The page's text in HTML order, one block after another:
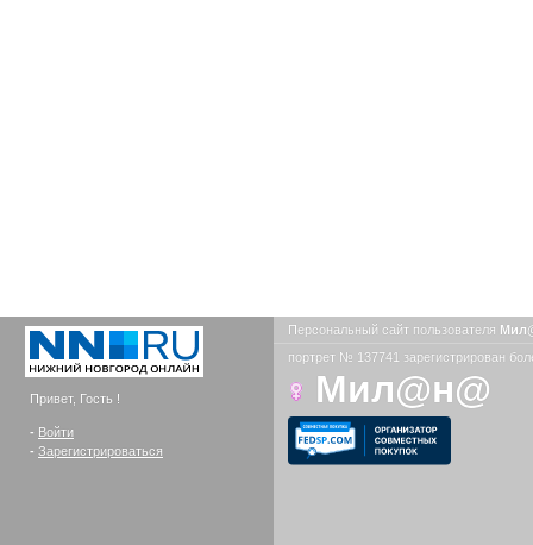
Привет, Гость !
- Войти
- Зарегистрироваться
Персональный сайт пользователя
портрет № 137741 зарегистрирован
Мил@н@